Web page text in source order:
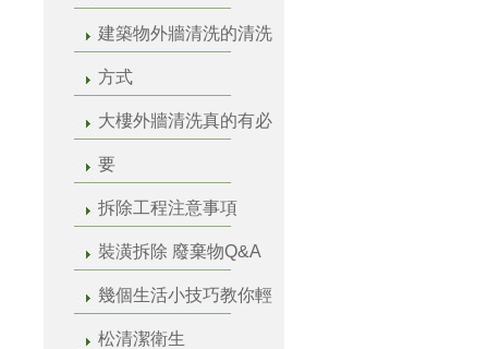
建築物外牆清洗的清洗
方式
大樓外牆清洗真的有必
要
拆除工程注意事項
裝潢拆除 廢棄物Q&A
幾個生活小技巧教你輕
松清潔衛生